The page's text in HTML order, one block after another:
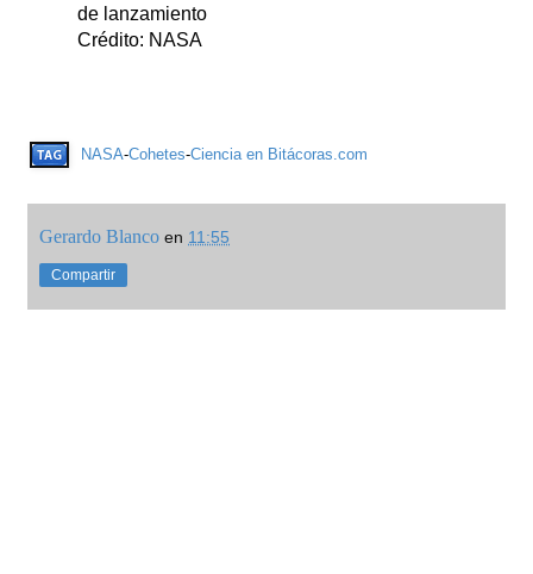
de lanzamiento
Crédito: NASA
NASA-Cohetes-Ciencia en Bitácoras.com
Gerardo Blanco en 11:55
Compartir